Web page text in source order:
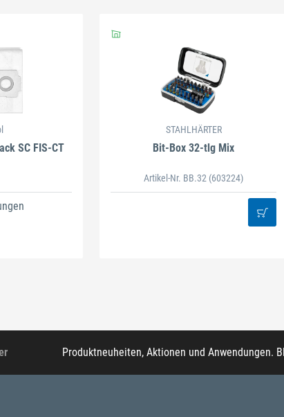
SC FIS-CT
STAHLHÄRTER
Bit-Box 32-tlg Mix
Artikel-Nr. BB.32 (603224)
Produktneuheiten, Aktionen und Anwendungen.